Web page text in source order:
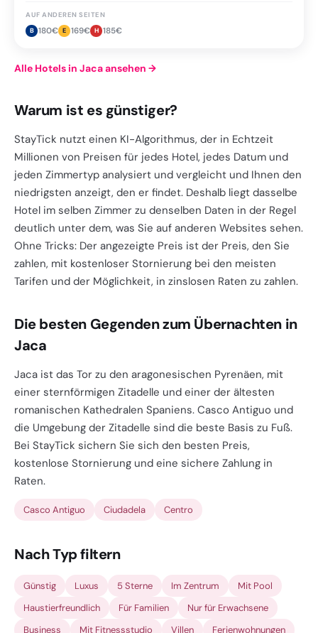
AUF ANDEREN SEITEN
B 180€ E 169€ H 185€
Alle Hotels in Jaca ansehen →
Warum ist es günstiger?
StayTick nutzt einen KI-Algorithmus, der in Echtzeit
Millionen von Preisen für jedes Hotel, jedes Datum und
jeden Zimmertyp analysiert und vergleicht und Ihnen den
niedrigsten anzeigt, den er findet. Deshalb liegt dasselbe
Hotel im selben Zimmer zu denselben Daten in der Regel
deutlich unter dem, was Sie auf anderen Websites sehen.
Ohne Tricks: Der angezeigte Preis ist der Preis, den Sie
zahlen, mit kostenloser Stornierung bei den meisten
Tarifen und der Möglichkeit, in zinslosen Raten zu zahlen.
Die besten Gegenden zum Übernachten in
Jaca
Jaca ist das Tor zu den aragonesischen Pyrenäen, mit
einer sternförmigen Zitadelle und einer der ältesten
romanischen Kathedralen Spaniens. Casco Antiguo und
die Umgebung der Zitadelle sind die beste Basis zu Fuß.
Bei StayTick sichern Sie sich den besten Preis,
kostenlose Stornierung und eine sichere Zahlung in
Raten.
Casco Antiguo Ciudadela Centro
Nach Typ filtern
Günstig Luxus 5 Sterne Im Zentrum
Mit Pool
Haustierfreundlich
Für Familien
Nur für Erwachsene
Business
Mit Fitnessstudio Villen
Ferienwohnungen